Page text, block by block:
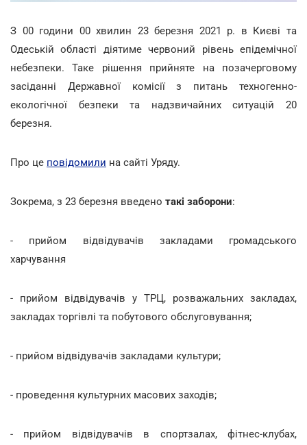
З 00 години 00 хвилин 23 березня 2021 р. в Києві та
Одеській області діятиме червоний рівень епідемічної
небезпеки. Таке рішення прийняте на позачерговому
засіданні Державної комісії з питань техногенно-
екологічної безпеки та надзвичайних ситуацій 20
березня.
Про це повідомили на сайті Уряду.
Зокрема, з 23 березня введено такі заборони:
- прийом відвідувачів закладами громадського
харчування
- прийом відвідувачів у ТРЦ, розважальних закладах,
закладах торгівлі та побутового обслуговування;
- прийом відвідувачів закладами культури;
- проведення культурних масових заходів;
- прийом відвідувачів в спортзалах, фітнес-клубах,